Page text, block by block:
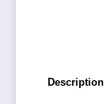
Description